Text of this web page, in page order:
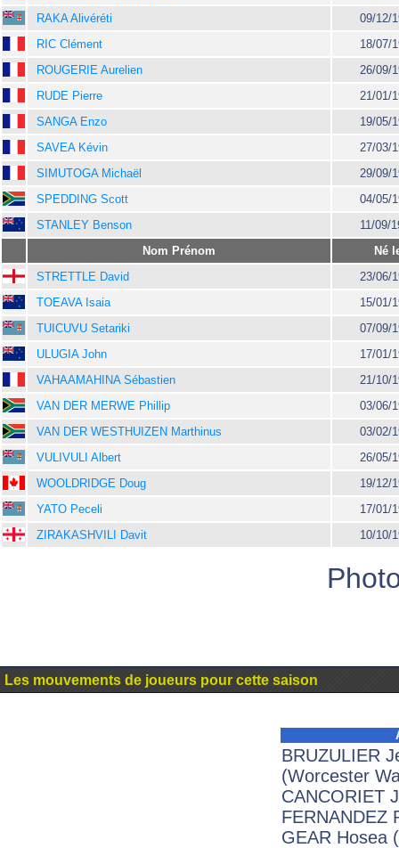
RAKA Alivéréti
09/12/
RIC Clément
18/07/
ROUGERIE Aurelien
26/09/
RUDE Pierre
21/01/
SANGA Enzo
19/05/
SAVEA Kévin
27/03/
SIMUTOGA Michaël
29/09/
SPEDDING Scott
04/05/
STANLEY Benson
11/09/
Nom Prénom
Né
STRETTLE David
23/06/
TOEAVA Isaia
15/01/
TUICUVU Setariki
07/09/
ULUGIA John
17/01/
VAHAAMAHINA Sébastien
21/10/
VAN DER MERWE Phillip
03/06/
VAN DER WESTHUIZEN Marthinus
03/02/
VULIVULI Albert
26/05/
WOOLDRIDGE Doug
19/12/
YATO Peceli
17/01/
ZIRAKASHVILI Davit
10/10/
Les mouvements de joueurs pour cette saison
BRUZULIER
(Worcester
CANCORIET
FERNANDEZ
GEAR Hosea